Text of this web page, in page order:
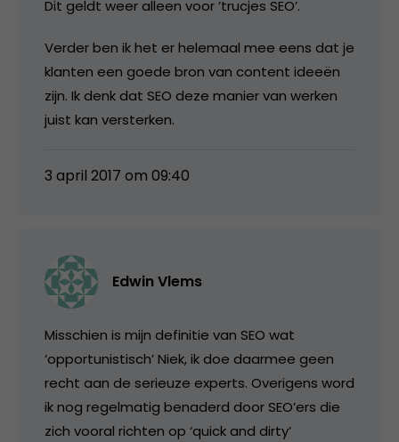
Dit geldt weer alleen voor ’trucjes SEO’.
Verder ben ik het er helemaal mee eens dat je
klanten een goede bron van content ideeën
zijn. Ik denk dat SEO deze manier van werken
juist kan versterken.
3 april 2017 om 09:40
Edwin Vlems
Misschien is mijn definitie van SEO wat
‘opportunistisch’ Niek, ik doe daarmee geen
recht aan de serieuze experts. Overigens word
ik nog regelmatig benaderd door SEO’ers die
zich vooral richten op ‘quick and dirty’